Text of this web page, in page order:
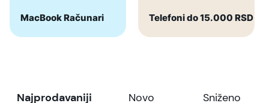
MacBook Računari Telefoni do 15.000 RSD
Najprodavaniji Novo Sniženo